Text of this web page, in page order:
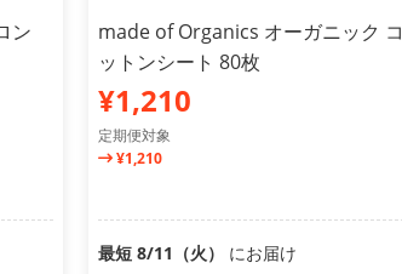
ン
made of Organics オーガニック コ
ットンシート 80枚
¥1,210
定期便対象
¥1,210
最短 8/11（火） にお届け